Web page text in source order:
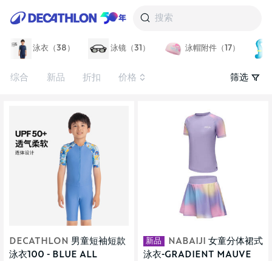
搜索
泳衣（38） 泳镜（31） 泳帽附件（17）
综合 新品 折扣 价格 筛选
DECATHLON 男童短袖短款
泳衣100 - BLUE ALL
新品 NABAIJI 女童分体裙式
泳衣-GRADIENT MAUVE